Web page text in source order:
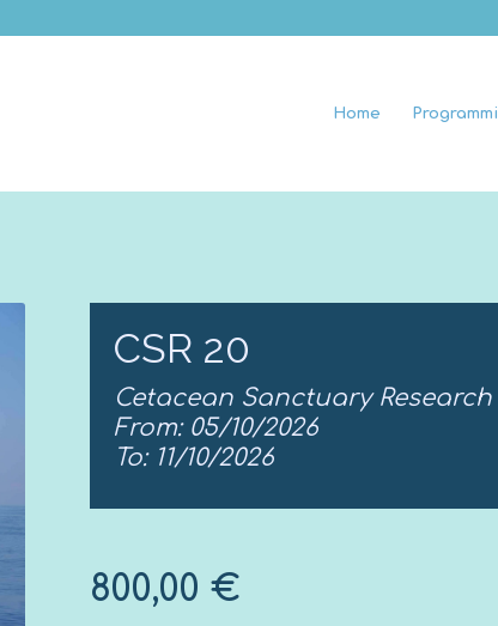
Home Programmi
CSR 20
Cetacean Sanctuary Research
From: 05/10/2026
To: 11/10/2026
800,00 €